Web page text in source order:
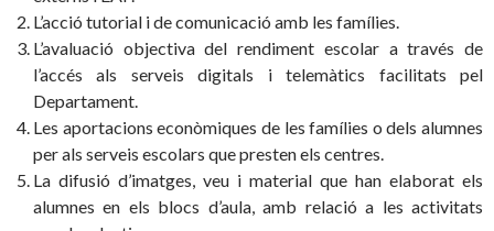
L’acció tutorial i de comunicació amb les famílies.
L’avaluació objectiva del rendiment escolar a través de
l’accés als serveis digitals i telemàtics facilitats pel
Departament.
Les aportacions econòmiques de les famílies o dels alumnes
per als serveis escolars que presten els centres.
La difusió d’imatges, veu i material que han elaborat els
alumnes en els blocs d’aula, amb relació a les activitats